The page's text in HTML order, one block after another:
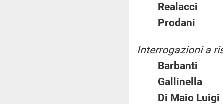
Realacci
Prodani
Interrogazioni a
Barbanti
Gallinella
Di Maio